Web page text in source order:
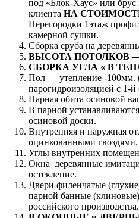
под «Блок-Хаус» или
клиента НА
Перегородки 1этаж
камерной сушки.
Сборка сруба на
ВЫСОТА ПОТОЛКОВ —
СБОРКА УГЛА « В
Пол — утепление -
парогидроизоляцией с 1-й
Парная обита осиновой
В парной
осиновой доски.
Внутренняя и наружная
оцинкованными гвоздями.
Углы внутренних
Окна деревянные
остекление.
Двери филенчатые
парной банные
российского производства.